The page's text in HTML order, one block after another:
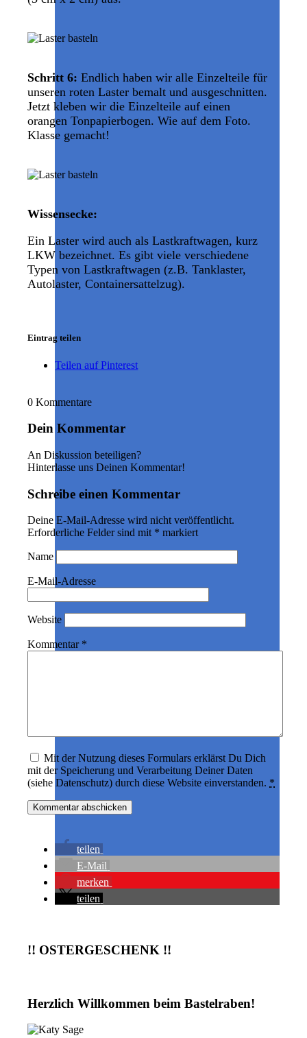
Schritt 6: Endlich haben wir alle Einzelteile für
unseren roten Laster bemalt und ausgeschnitten.
Jetzt kleben wir die Einzelteile auf einen
orangen Tonpapierbogen. Wie auf dem Foto.
Klasse gemacht!
Wissensecke:
Ein Laster wird auch als Lastkraftwagen, kurz
LKW bezeichnet. Es gibt viele verschiedene
Typen von Lastkraftwagen (z.B. Tanklaster,
Autolaster, Containersattelzug).
Eintrag teilen
Teilen auf Pinterest
0 Kommentare
Dein Kommentar
An Diskussion beteiligen?
Hinterlasse uns Deinen Kommentar!
Schreibe einen Kommentar
Deine E-Mail-Adresse wird nicht veröffentlicht.
Erforderliche Felder sind mit * markiert
Name
E-Mail-Adresse
Website
Kommentar *
Mit der Nutzung dieses Formulars erklärst Du Dich
mit der Speicherung und Verarbeitung Deiner Daten
(siehe Datenschutz) durch diese Website einverstanden. *
teilen
E-Mail
merken
teilen
!! OSTERGESCHENK !!
Herzlich Willkommen beim Bastelraben!